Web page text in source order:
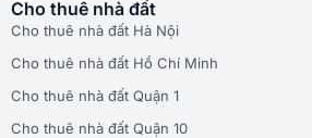
Cho thuê nhà đất
Cho thuê nhà đất Hà Nội
Cho thuê nhà đất Hồ Chí Minh
Cho thuê nhà đất Quận 1
Cho thuê nhà đất Quận 10